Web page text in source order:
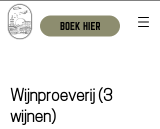
BOEK HIER
Wijnproeverij (3
wijnen)